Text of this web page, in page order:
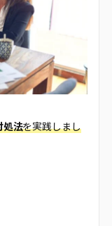
処法を実践しまし